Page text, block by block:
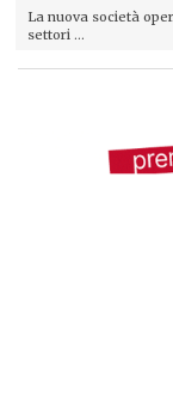
La nuova società
settori ...